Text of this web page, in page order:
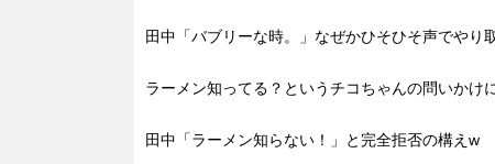
田中「バブリーな時。」なぜかひそひそ声でやり
ラーメン知ってる？というチコちゃんの問いかけに
田中「ラーメン知らない！」と完全拒否の構えw